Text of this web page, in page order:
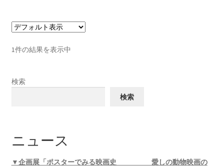
1件の結果を表示中
検索
検索
ニュース
▼企画展「ポスターでみる映画史 愛しの動物映画の